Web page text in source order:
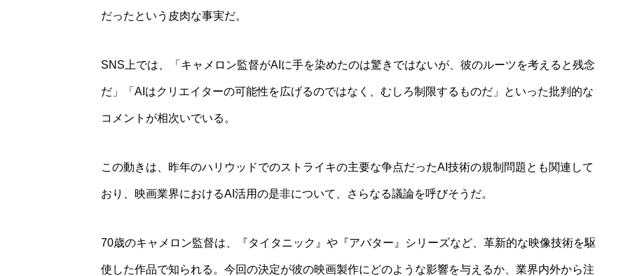
個別相談（
COMPANY
だったという皮肉な事実だ。
SNS上では、「キャメロン監督がAIに手を染めたのは驚きではないが、彼のルーツを考えると残念
だ」「AIはクリエイターの可能性を広げるのではなく、むしろ制限するものだ」といった批判的な
コメントが相次いでいる。
この動きは、昨年のハリウッドでのストライキの主要な争点だったAI技術の規制問題とも関連して
おり、映画業界におけるAI活用の是非について、さらなる議論を呼びそうだ。
70歳のキャメロン監督は、『タイタニック』や『アバター』シリーズなど、革新的な映像技術を駆
使した作品で知られる。今回の決定が彼の映画製作にどのような影響を与えるか、業界内外から注